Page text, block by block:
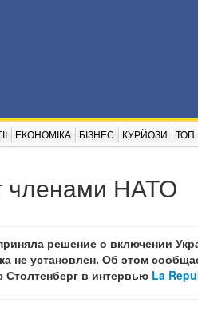
ЕКОНОМІКА БІЗНЕС КУРЙОЗИ ТОП
членами НАТО
решение о включении
не установлен. Об этом
Столтенберг в интервью La